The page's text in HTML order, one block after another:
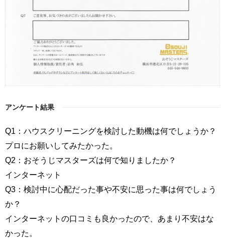
アンケート結果
Q1：ハウスクリーニングを検討した動機は何でしょうか？
プロにお願いしてみたかった。
Q2：おそうじマスターズは何で知りましたか？
インターネット
Q3：検討中に心配だった事や不安に思った事は何でしょう
か？
インターネットの口コミも良かったので、あまり不安はな
かった。